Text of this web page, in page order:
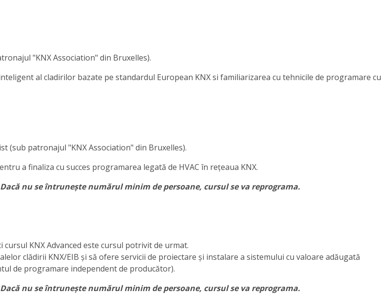
"KNX Association" din Bruxelles).
al cladirilor bazate pe standardul European KNX si familiarizarea cu tehnicile de programare cu
(sub patronajul "KNX Association" din Bruxelles).
a finaliza cu succes programarea legată de HVAC în rețeaua KNX.
nu se întrunește numărul minim de persoane, cursul se va reprograma.
KNX Advanced este cursul potrivit de urmat.
clădirii KNX/EIB și să ofere servicii de proiectare și instalare a sistemului cu valoare adăugată
de programare independent de producător).
nu se întrunește numărul minim de persoane, cursul se va reprograma.